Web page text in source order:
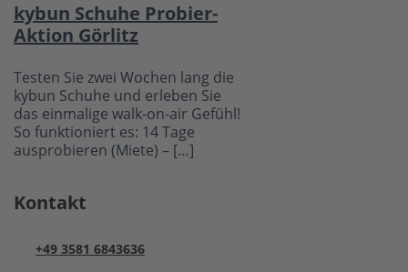
kybun Schuhe Probier-
Aktion Görlitz
Testen Sie zwei Wochen lang die
kybun Schuhe und erleben Sie
das einmalige walk-on-air Gefühl!
So funktioniert es: 14 Tage
ausprobieren (Miete) – […]
Kontakt
+49 3581 6843636